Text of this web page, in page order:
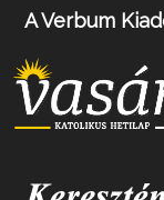
A Verbum